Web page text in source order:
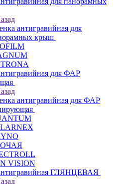
антигравийная для
крыш
для ФАР
антигравийная для ФАР
VISION
ГЛЯНЦЕВАЯ